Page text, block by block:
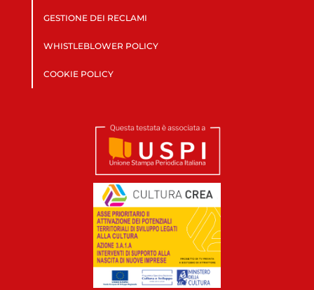
GESTIONE DEI RECLAMI
WHISTLEBLOWER POLICY
COOKIE POLICY